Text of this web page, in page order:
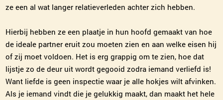
ze een al wat langer relatieverleden achter zich hebben.
Hierbij hebben ze een plaatje in hun hoofd gemaakt van hoe
de ideale partner eruit zou moeten zien en aan welke eisen hij
of zij moet voldoen. Het is erg grappig om te zien, hoe dat
lijstje zo de deur uit wordt gegooid zodra iemand verliefd is!
Want liefde is geen inspectie waar je alle hokjes wilt afvinken.
Als je iemand vindt die je gelukkig maakt, dan maakt het hele